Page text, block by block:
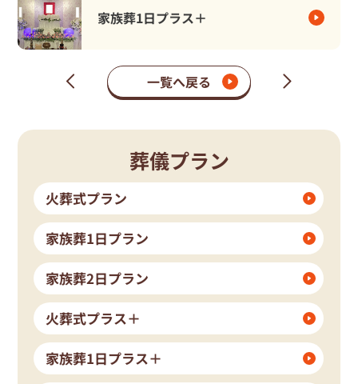
家族葬1日プラス＋
ー
一覧へ戻る
前
ー
葬儀プラン
火葬式プラン
家族葬1日プラン
家族葬2日プラン
火葬式プラス＋
家族葬1日プラス＋